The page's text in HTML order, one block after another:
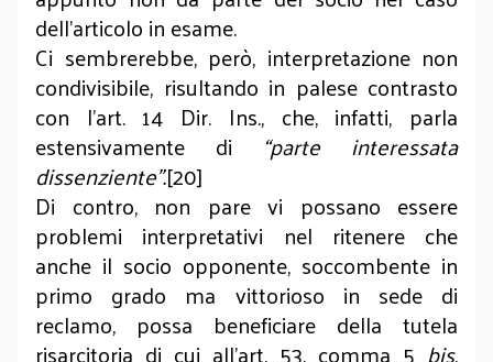
dell’articolo in esame.
Ci sembrerebbe, però, interpretazione non
condivisibile, risultando in palese contrasto
con l’art. 14 Dir. Ins., che, infatti, parla
estensivamente di “parte interessata
dissenziente”.[20]
Di contro, non pare vi possano essere
problemi interpretativi nel ritenere che
anche il socio opponente, soccombente in
primo grado ma vittorioso in sede di
reclamo, possa beneficiare della tutela